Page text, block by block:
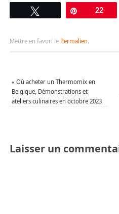
Tweetez Épingle
22
Mettre en favori le Permalien.
« Où acheter un Thermomix en
Belgique, Démonstrations et
ateliers culinaires en octobre 2023
Laisser un